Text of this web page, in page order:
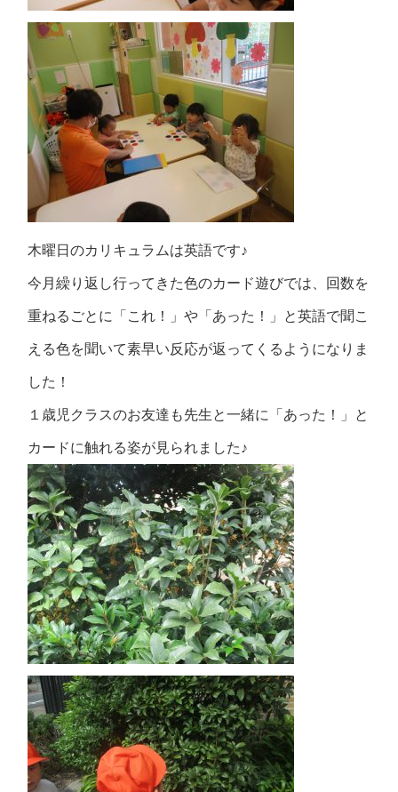
木曜日のカリキュラムは英語です♪
今月繰り返し行ってきた色のカード遊びでは、回数を
重ねるごとに「これ！」や「あった！」と英語で聞こ
える色を聞いて素早い反応が返ってくるようになりま
した！
１歳児クラスのお友達も先生と一緒に「あった！」と
カードに触れる姿が見られました♪